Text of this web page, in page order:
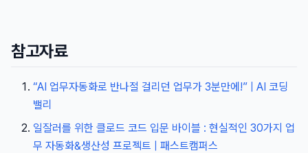
참고자료
“AI 업무자동화로 반나절 걸리던 업무가 3분만에!” | AI 코딩
밸리
일잘러를 위한 클로드 코드 입문 바이블 : 현실적인 30가지 업
무 자동화&생산성 프로젝트 | 패스트캠퍼스